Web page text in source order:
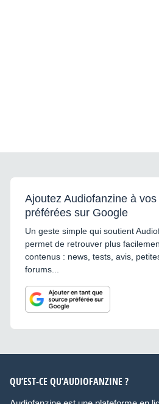
Ajoutez Audiofanzine à
préférées sur Google
Un geste simple qui soutient
permet de retrouver plus
contenus : news, tests, avis,
forums...
QU’EST-CE QU’AUDIOFANZINE ?